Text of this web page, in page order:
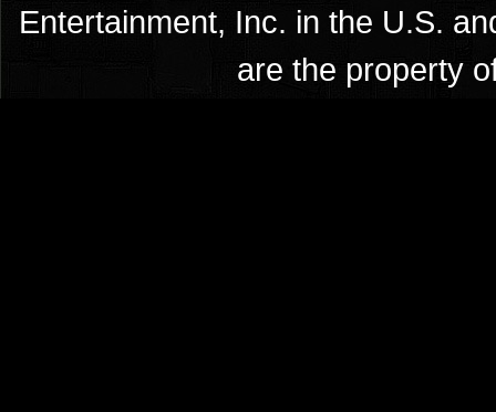
Entertainment, Inc. in the U.S.
are the property